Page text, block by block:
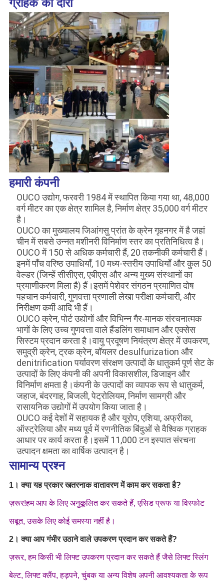
हमारी कंपनी
OUCO उद्योग, फरवरी 1984 में स्थापित किया गया था, 48,000
वर्ग मीटर का एक क्षेत्र शामिल है, निर्माण क्षेत्र 35,000 वर्ग मीटर
है।
OUCO का मुख्यालय जिआंगसु प्रांत के क्रेन गृहनगर में है जहां
चीन में सबसे उन्नत मशीनरी विनिर्माण स्तर का प्रतिनिधित्व है।
OUCO में 150 से अधिक कर्मचारी हैं, 20 तकनीकी कर्मचारी हैं।
इनमें पाँच वरिष्ठ उपाधियाँ, 10 मध्य-स्तरीय उपाधियाँ और कुल 50
वेल्डर (जिन्हें सीसीएस, एबीएस और अन्य मुख्य संस्थानों का
प्रमाणीकरण मिला है) हैं।इसमें पेशेवर संगठन प्रमाणित दोष
पहचान कर्मचारी, गुणवत्ता प्रणाली लेखा परीक्षा कर्मचारी, और
निरीक्षण कर्मी आदि भी हैं।
OUCO क्रेन, पोर्ट उद्योगों और विभिन्न गैर-मानक संरचनात्मक
भागों के लिए उच्च गुणवत्ता वाले हैंडलिंग समाधान और एक्सेस
सिस्टम प्रदान करता है।वायु प्रदूषण नियंत्रण क्षेत्र में उपकरण,
समुद्री क्रेन, ट्रक क्रेन, बॉयलर desulfurization और
denitrification पर्यावरण संरक्षण उत्पादों के धातुकर्म पूर्ण सेट के
उत्पादों के लिए कंपनी की अपनी विकासशील, डिजाइन और
विनिर्माण क्षमता है।कंपनी के उत्पादों का व्यापक रूप से धातुकर्म,
जहाज, बंदरगाह, बिजली, पेट्रोलियम, निर्माण सामग्री और
रासायनिक उद्योगों में उपयोग किया जाता है।
OUCO कई देशों में सहायक है और यूरोप, एशिया, अफ्रीका,
ऑस्ट्रेलिया और मध्य पूर्व में रणनीतिक बिंदुओं से वैश्विक ग्राहक
आधार पर कार्य करता है।इसमें 11,000 टन इस्पात संरचना
उत्पादन क्षमता का वार्षिक उत्पादन है।
सामान्य प्रश्न
1। क्या यह प्रकार खतरनाक वातावरण में काम कर सकता है?
ज़रूर!हम आप के लिए अनुकूलित कर सकते हैं, एसिड प्रूफ या विस्फोट
सबूत, उसके लिए कोई समस्या नहीं है।
2। क्या आप गंभीर उठाने वाले उपकरण प्रदान कर सकते हैं?
ज़रूर, हम किसी भी लिफ्ट उपकरण प्रदान कर सकते हैं जैसे लिफ्ट स्लिंग
बेल्ट, लिफ्ट क्लैंप, हड़पने, चुंबक या अन्य विशेष अपनी आवश्यकता के रूप